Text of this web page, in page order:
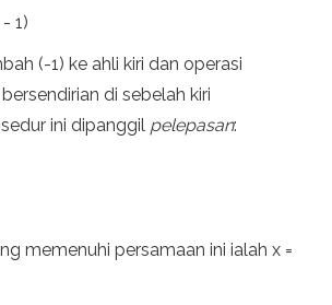
- 1)
(-1) ke ahli kiri dan operasi
di sebelah kiri
ini dipanggil pelepasan:
memenuhi persamaan ini ialah x =